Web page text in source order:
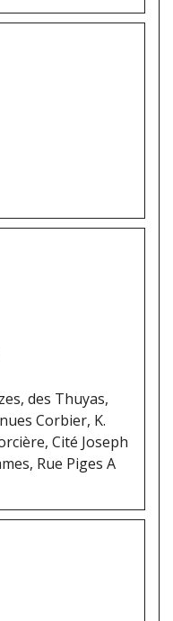
des Thuyas,
Corbier, K.
Cité Joseph
Rue Piges A